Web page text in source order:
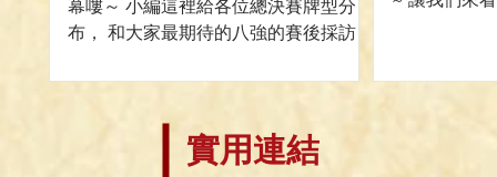
幕嘍～ 小編這裡給各位總決賽牌型分
布， 和大家最期待的八強的賽後採訪以
※≡※≡※≡※≡※≡※≡※≡※牌型分布
數：６９人 淚冠哀歌(壹世壞)：１３ 純
​實用連結